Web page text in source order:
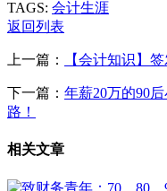
TAGS: 会计生涯
返回列表
上一篇： 【会计知识】
下一篇： 年薪20万的90
路！
相关文章